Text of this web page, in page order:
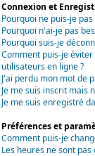
Connexion et
Pourquoi ne puis-je
Pourquoi n'ai-je pas
Pourquoi suis-je
Comment puis-je
utilisateurs en ligne ?
J'ai perdu mon mot de
Je me suis inscrit mais
Je me suis enregistré
Préférences et
Comment puis-je
Les heures ne sont pas